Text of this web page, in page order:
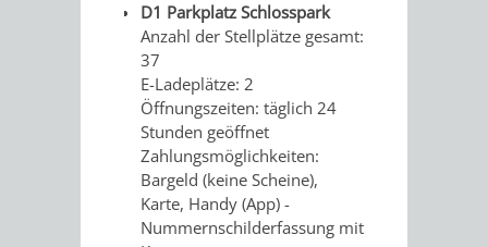
ÜBERNACHTUNGEN
ÜBERNACHTUNGSDATENBANK
WOHNMOBILSTELLPLÄTZE
REISEARRANGEMENTS
GASTRONOMIE
D1 Parkplatz Schlosspark
Anzahl der Stellplätze gesamt:
37
E-Ladeplätze: 2
Öffnungszeiten: täglich 24
Stunden geöffnet
Zahlungsmöglichkeiten:
Bargeld (keine Scheine),
Karte, Handy (App) -
Nummernschilderfassung mit